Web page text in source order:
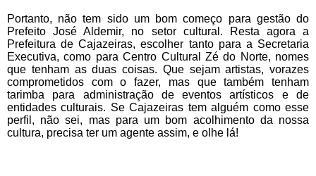
Portanto, não tem sido um bom começo para gestão do
Prefeito José Aldemir, no setor cultural. Resta agora a
Prefeitura de Cajazeiras, escolher tanto para a Secretaria
Executiva, como para Centro Cultural Zé do Norte, nomes
que tenham as duas coisas. Que sejam artistas, vorazes
comprometidos com o fazer, mas que também tenham
tarimba para administração de eventos artísticos e de
entidades culturais. Se Cajazeiras tem alguém como esse
perfil, não sei, mas para um bom acolhimento da nossa
cultura, precisa ter um agente assim, e olhe lá!